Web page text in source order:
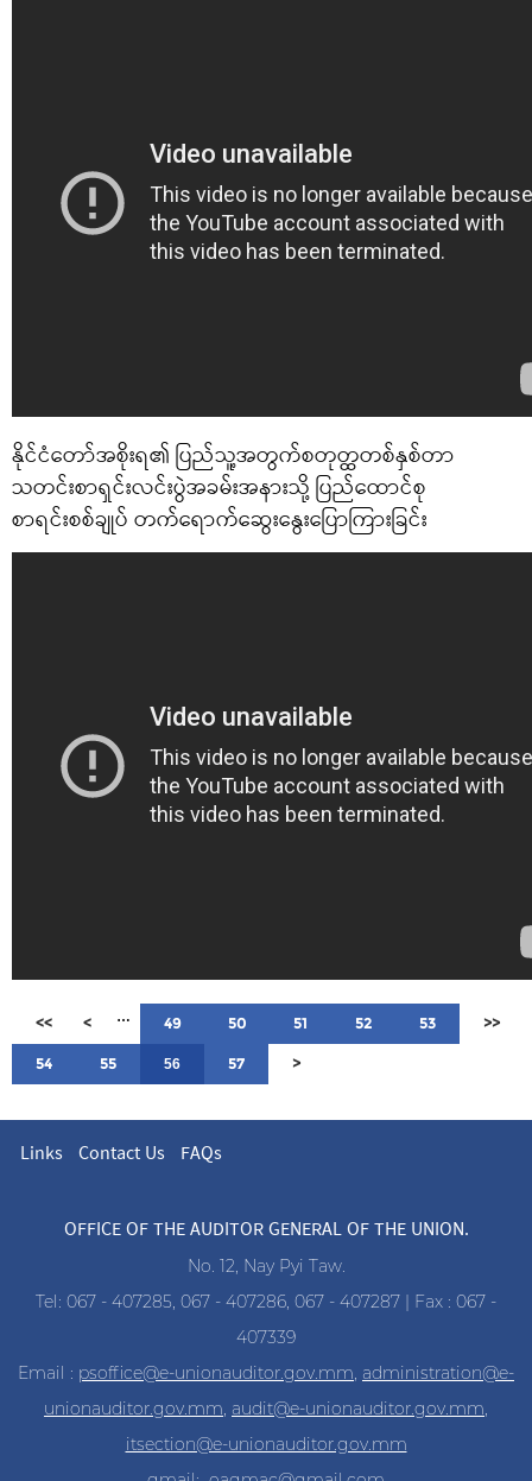
နိုင်ငံတော်အစိုးရ၏ ပြည်သူ့အတွက်စတုတ္ထတစ်နှစ်တာ
သတင်းစာရှင်းလင်းပွဲအခမ်းအနားသို့ ပြည်ထောင်စု
စာရင်းစစ်ချုပ် တက်ရောက်ဆွေးနွေးပြောကြားခြင်း
<< < … 49 50 51 52 53
54 55 56 57 >
>>
Links Contact Us FAQs
OFFICE OF THE AUDITOR GENERAL OF THE UNION.
No. 12, Nay Pyi Taw.
Tel: 067 - 407285, 067 - 407286, 067 - 407287 | Fax : 067 -
407339
Email : psoffice@e-unionauditor.gov.mm administration@e-
unionauditor.gov.mm audit@e-unionauditor.gov.mm
itsection@e-unionauditor.gov.mm